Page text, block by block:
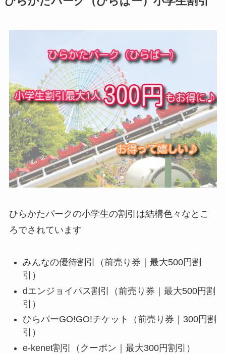
ひらかたパークの小学生の割引は結構色々なとこ
ろでされています
みんなの優待割引（前売り券｜最大500円割
引）
dエンジョイパス割引（前売り券｜最大500円割
引）
ひらパーGO!GO!チケット（前売り券｜300円割
引）
e-kenet割引（クーポン｜最大300円割引）